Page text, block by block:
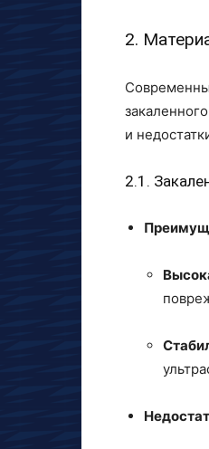
2.
и
2.1.